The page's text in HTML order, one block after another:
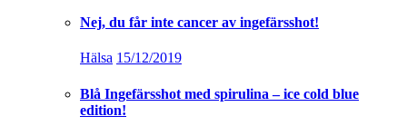
Nej, du får inte cancer av ingefärsshot!
Hälsa 15/12/2019
Blå Ingefärsshot med spirulina – ice cold blue
edition!